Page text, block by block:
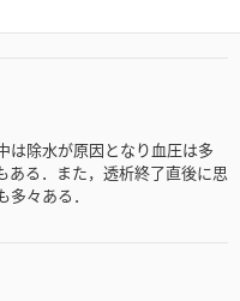
除水が原因となり血圧は多
ある．また，透析終了直後に思
々ある．